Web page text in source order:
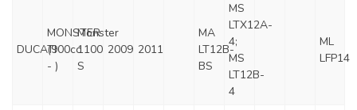
DUCATI
MONSTER
(900cc
- )
Monster
1100
S
2009 2011
MA
LT12B-
BS
MS
LTX12A-
4;
MS
LT12B-
4
ML
LFP14